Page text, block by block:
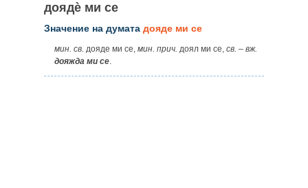
доядѐ ми се
Значение на думата дояде ми се
мин. св. дояде ми се, мин. прич. доял ми се, св. – вж.
дояжда ми се.